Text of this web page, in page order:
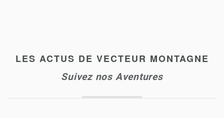
LES ACTUS DE VECTEUR MONTAGNE
Suivez nos Aventures